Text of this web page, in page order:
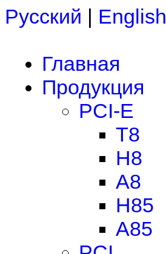
Русский | English
Главная
Продукция
PCI-E
T8
H8
A8
H85
A85